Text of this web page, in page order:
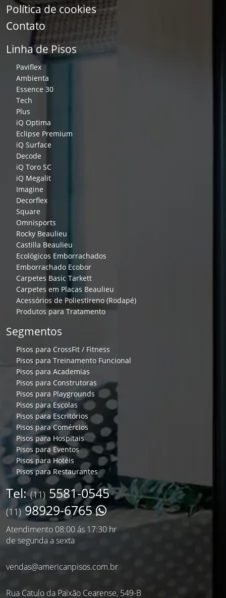
Política de cookies
Contato
Linha de Pisos
Paviflex
Ambienta
Essence 30
Tech
Plus
iQ Optima
Eclipse Premium
iQ Surface
Decode
iQ Toro SC
iQ Megalit
Imagine
Decorflex
Square
Omnisports
Rocky Beaulieu
Castilla Beaulieu
Ecológicos Emborrachados
Emborrachado Ecobor
Carpetes Basic Tarkett
Carpetes em Placas Beaulieu
Acessórios de Poliestireno (Rodapé)
Produtos para Tratamento
Segmentos
Pisos para CrossFit / Fitness
Pisos para Treinamento Funcional
Pisos para Academias
Pisos para Construtoras
Pisos para Playgrounds
Pisos para Escolas
Pisos para Escritórios
Pisos para Comércios
Pisos para Hospitais
Pisos para Eventos
Pisos para Hotéis
Pisos para Restaurantes
Tel:(11) 5581-0545
(11)98929-6765
Atendimento 08:00 ás 17:30 hr
de segunda a sexta
vendas@americanpisos.com.br
Rua Catulo da Paixão Cearense, 549-B